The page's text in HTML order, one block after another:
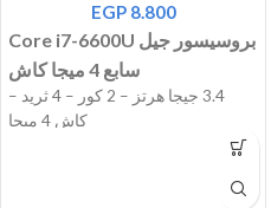
EGP 8.800
Core i7-6600U بروسيسور جيل
سابع 4 ميجا كاش
3.4 جيجا هرتز – 2 كور – 4 ثريد –
كاش 4 ميجا
اللاب بيجي بكارتين شاشة الاول
الثانى AMD Radeon R7 M360 2G